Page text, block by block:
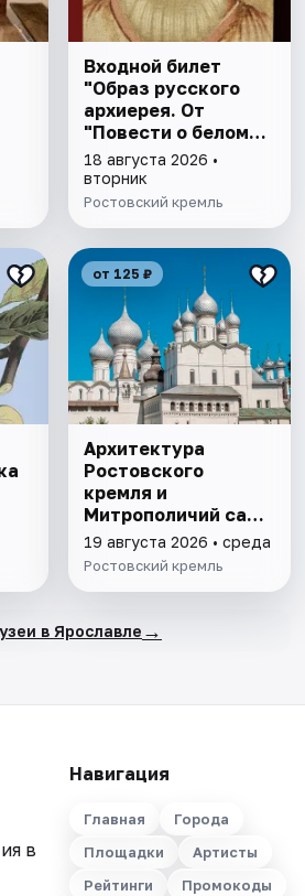
Входной билет
"Образ русского
архиерея. От
"Повести о белом
клобуке" до
восстановления
патриаршества"
18 августа 2026 •
вторник
Ростовский кремль
от 125 ₽
Архитектура
Ростовского
кремля и
Митрополичий сад,
выставка
"Митрополичье
19 августа 2026 • среда
Ростовский кремль
в Ярославле →
в
Навигация
Главная
Города
Площадки
Артисты
Рейтинги
Промокоды